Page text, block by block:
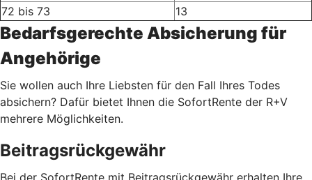
72 bis 73
13
Bedarfsgerechte Absicherung für
Angehörige
Sie wollen auch Ihre Liebsten für den Fall Ihres Todes
absichern? Dafür bietet Ihnen die SofortRente der R+V
mehrere Möglichkeiten.
Beitragsrückgewähr
Bei der SofortRente mit Beitragsrückgewähr erhalten Ihre